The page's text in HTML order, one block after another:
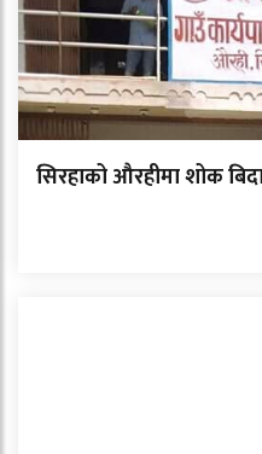
सिरहाको औरहीमा शोक